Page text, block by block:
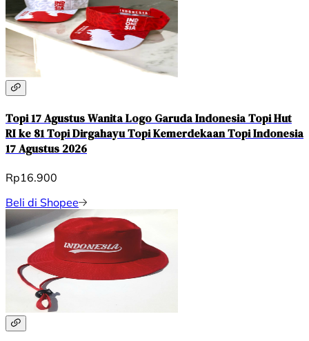
Topi 17 Agustus Wanita Logo Garuda Indonesia Topi Hut
RI ke 81 Topi Dirgahayu Topi Kemerdekaan Topi Indonesia
17 Agustus 2026
Rp16.900
Beli di Shopee